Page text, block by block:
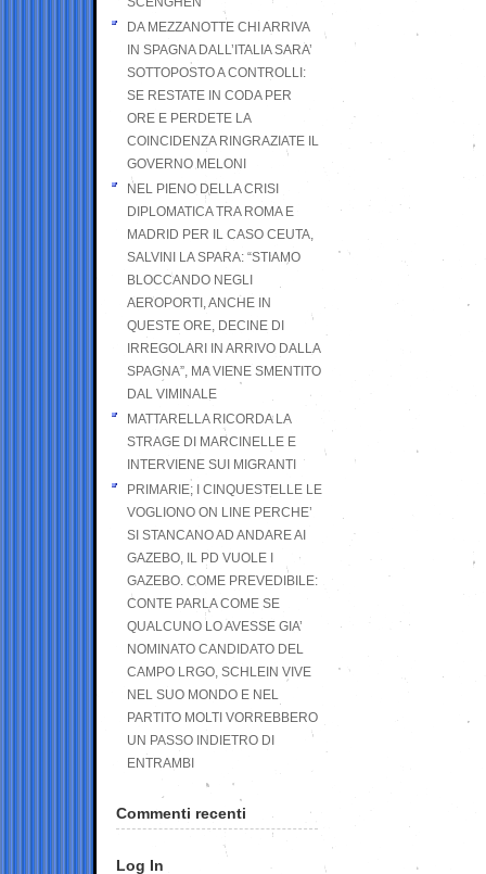
DA MEZZANOTTE CHI ARRIVA
IN SPAGNA DALL’ITALIA SARA’
SOTTOPOSTO A CONTROLLI:
SE RESTATE IN CODA PER
ORE E PERDETE LA
COINCIDENZA RINGRAZIATE IL
GOVERNO MELONI
NEL PIENO DELLA CRISI
DIPLOMATICA TRA ROMA E
MADRID PER IL CASO CEUTA,
SALVINI LA SPARA: “STIAMO
BLOCCANDO NEGLI
AEROPORTI, ANCHE IN
QUESTE ORE, DECINE DI
IRREGOLARI IN ARRIVO DALLA
SPAGNA”, MA VIENE SMENTITO
DAL VIMINALE
MATTARELLA RICORDA LA
STRAGE DI MARCINELLE E
INTERVIENE SUI MIGRANTI
PRIMARIE; I CINQUESTELLE LE
VOGLIONO ON LINE PERCHE’
SI STANCANO AD ANDARE AI
GAZEBO, IL PD VUOLE I
GAZEBO. COME PREVEDIBILE:
CONTE PARLA COME SE
QUALCUNO LO AVESSE GIA’
NOMINATO CANDIDATO DEL
CAMPO LRGO, SCHLEIN VIVE
NEL SUO MONDO E NEL
PARTITO MOLTI VORREBBERO
UN PASSO INDIETRO DI
ENTRAMBI
Commenti recenti
Log In